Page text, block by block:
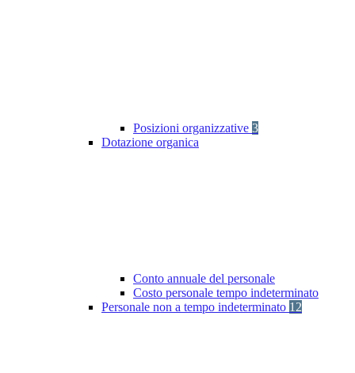
Posizioni organizzative 3
Dotazione organica
Conto annuale del personale
Costo personale tempo indeterminato
Personale non a tempo indeterminato 12